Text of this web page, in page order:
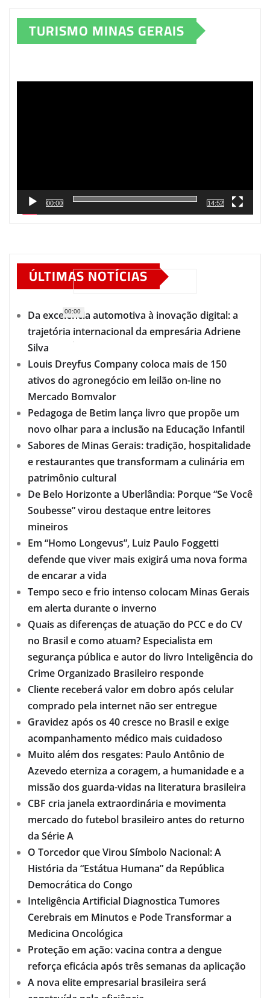
TURISMO MINAS GERAIS
00:00
00:00
14:52
ÚLTIMAS NOTÍCIAS
Da excelência automotiva à inovação digital: a
trajetória internacional da empresária Adriene
Silva
Louis Dreyfus Company coloca mais de 150
ativos do agronegócio em leilão on-line no
Mercado Bomvalor
Pedagoga de Betim lança livro que propõe um
novo olhar para a inclusão na Educação Infantil
Sabores de Minas Gerais: tradição, hospitalidade
e restaurantes que transformam a culinária em
patrimônio cultural
De Belo Horizonte a Uberlândia: Porque “Se Você
Soubesse” virou destaque entre leitores
mineiros
Em “Homo Longevus”, Luiz Paulo Foggetti
defende que viver mais exigirá uma nova forma
de encarar a vida
Tempo seco e frio intenso colocam Minas Gerais
em alerta durante o inverno
Quais as diferenças de atuação do PCC e do CV
no Brasil e como atuam? Especialista em
segurança pública e autor do livro Inteligência do
Crime Organizado Brasileiro responde
Cliente receberá valor em dobro após celular
comprado pela internet não ser entregue
Gravidez após os 40 cresce no Brasil e exige
acompanhamento médico mais cuidadoso
Muito além dos resgates: Paulo Antônio de
Azevedo eterniza a coragem, a humanidade e a
missão dos guarda-vidas na literatura brasileira
CBF cria janela extraordinária e movimenta
mercado do futebol brasileiro antes do returno
da Série A
O Torcedor que Virou Símbolo Nacional: A
História da “Estátua Humana” da República
Democrática do Congo
Inteligência Artificial Diagnostica Tumores
Cerebrais em Minutos e Pode Transformar a
Medicina Oncológica
Proteção em ação: vacina contra a dengue
reforça eficácia após três semanas da aplicação
A nova elite empresarial brasileira será